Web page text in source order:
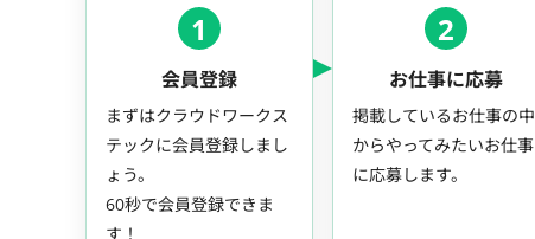
1
会員登録
まずはクラウドワークス
テックに会員登録しまし
ょう。
60秒で会員登録できま
す！
2
お仕事に応募
掲載しているお仕事の中
からやってみたいお仕事
に応募します。